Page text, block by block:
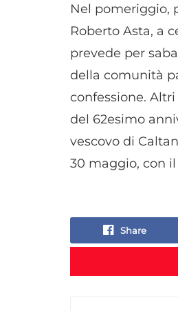
Nel pomeriggio,
Roberto Asta, a
prevede per
della comunità
confessione.
del 62esimo
vescovo di
30 maggio, con
Share